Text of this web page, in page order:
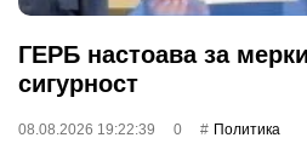
ГЕРБ настоава за
сигурност
08.08.2026 19:22:39 0 Политика